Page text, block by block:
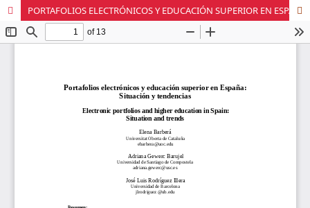
PORTAFOLIOS ELECTRÓNICOS Y EDUCACIÓN SUPERIOR EN ESPAÑA: SITUACIÓN Y TENDENCIAS